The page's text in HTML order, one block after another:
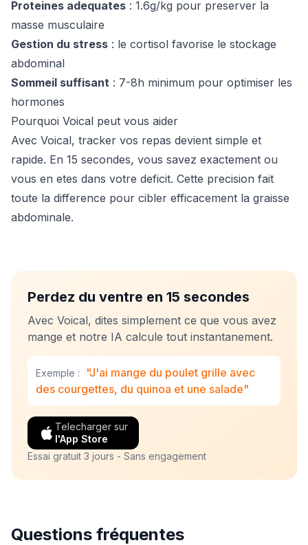
Proteines adequates : 1.6g/kg pour preserver la
masse musculaire
Gestion du stress : le cortisol favorise le stockage
abdominal
Sommeil suffisant : 7-8h minimum pour optimiser les
hormones
Pourquoi Voical peut vous aider
Avec Voical, tracker vos repas devient simple et
rapide. En 15 secondes, vous savez exactement ou
vous en etes dans votre deficit. Cette precision fait
toute la difference pour cibler efficacement la graisse
abdominale.
Perdez du ventre en 15 secondes
Avec Voical, dites simplement ce que vous avez
mange et notre IA calcule tout instantanement.
Exemple :
"J'ai mange du poulet grille avec
des courgettes, du quinoa et une salade"
Telecharger sur
l'App Store
Essai gratuit 3 jours - Sans engagement
Questions fréquentes